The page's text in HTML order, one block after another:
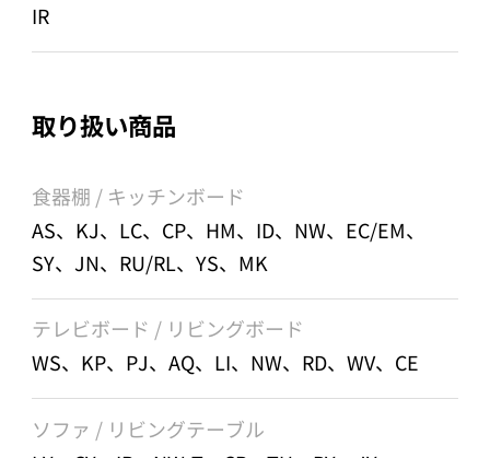
IR
取り扱い商品
食器棚 / キッチンボード
AS、KJ、LC、CP、HM、ID、NW、EC/EM、
SY、JN、RU/RL、YS、MK
テレビボード / リビングボード
WS、KP、PJ、AQ、LI、NW、RD、WV、CE
ソファ / リビングテーブル